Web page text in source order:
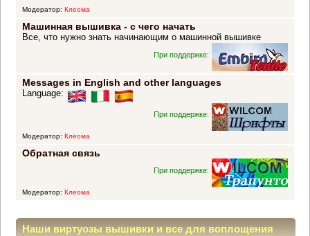
Модератор: Клеома
Машинная вышивка - с чего начать
Все, что нужно знать начинающим о машинной вышивке
При поддержке:
Messages in English and other languages
Language:
При поддержке:
Модератор: Клеома
Обратная связь
При поддержке:
Модератор: Клеома
Наши виртуозы вышивки и все для воплощения